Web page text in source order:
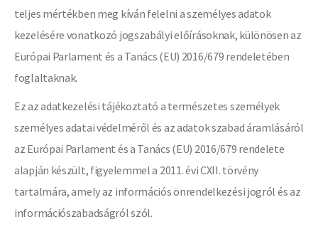
teljes mértékben meg kíván felelni a személyes adatok
kezelésére vonatkozó jogszabályi előírásoknak, különösen az
Európai Parlament és a Tanács (EU) 2016/679 rendeletében
foglaltaknak.
Ez az adatkezelési tájékoztató a természetes személyek
személyes adatai védelméről és az adatok szabad áramlásáról
az Európai Parlament és a Tanács (EU) 2016/679 rendelete
alapján készült, figyelemmel a 2011. évi CXII. törvény
tartalmára, amely az információs önrendelkezési jogról és az
információszabadságról szól.